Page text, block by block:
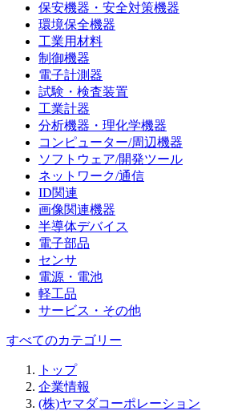
保安機器・安全対策機器
環境保全機器
工業用材料
制御機器
電子計測器
試験・検査装置
工業計器
分析機器・理化学機器
コンピューター/周辺機器
ソフトウェア/開発ツール
ネットワーク/通信
ID関連
画像関連機器
半導体デバイス
電子部品
センサ
電源・電池
軽工品
サービス・その他
すべてのカテゴリー
トップ
企業情報
(株)ヤマダコーポレーション